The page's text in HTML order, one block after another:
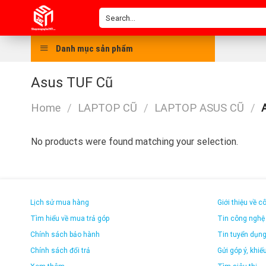
content
Search
for:
Danh mục sản phẩm
Asus TUF Cũ
Home / LAPTOP CŨ / LAPTOP ASUS CŨ /
No products were found matching your selection.
Lịch sử mua hàng
Tìm hiểu về mua trả góp
Chính sách bảo hành
Chính sách đổi trả
Giới thiệu về
Tin công nghệ
Tin tuyển dụng
Gửi góp ý,